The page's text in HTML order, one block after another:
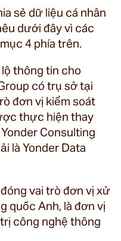
sẻ dữ liệu cá nhân
dưới đây vì các
4 phía trên.
thông tin cho
có trụ sở tại
đơn vị kiểm soát
thực hiện thay
Consulting
là Yonder Data
vai trò đơn vị xử
quốc Anh, là đơn vị
công nghệ thông